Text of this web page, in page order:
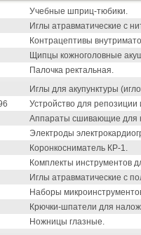
Учебные шприц-тюбики.
Иглы атравматические с
Контрацептивы
Щипцы кожноголовные
Палочка ректальная.
Иглы для акупунктуры
Устройство для репозиции
Аппараты сшивающие для
Электроды
Коронкосниматель КР-1.
Комплекты инструментов
Иглы атравматические с
Наборы
Крючки-шпатели для
Ножницы глазные.